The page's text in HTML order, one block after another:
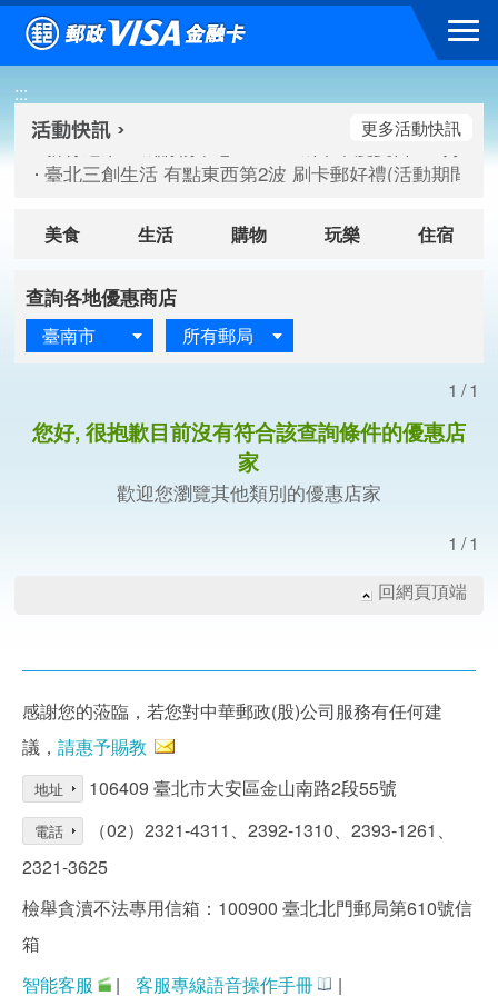
跳到主要內容區塊
:::
新竹遠東巨城購物中心 2026巨城年中慶夏日BIG好刷(
桃園大江國際購物中心 好饗去大江檔期(活動期間：
新竹遠東巨城購物中心 2026巨城年中慶夏日BIG好刷(
臺北三創生活 有點東西第2波 刷卡郵好禮(活動期間：
更多活動快訊
美食 生活 購物 玩樂 住宿
查詢各地優惠商店
臺南市 所有郵局
1/1
您好, 很抱歉目前沒有符合該查詢條件的優惠店
家
歡迎您瀏覽其他類別的優惠店家
1/1
回網頁頂端
感謝您的蒞臨，若您對中華郵政(股)公司服務有任何建
議， 請惠予賜教
地址 106409 臺北市大安區金山南路2段55號
電話
（02）2321-4311、2392-1310、2393-1261、
2321-3625
檢舉貪瀆不法專用信箱：100900 臺北北門郵局第610號信
箱
智能客服
| 客服專線語音操作手冊 |